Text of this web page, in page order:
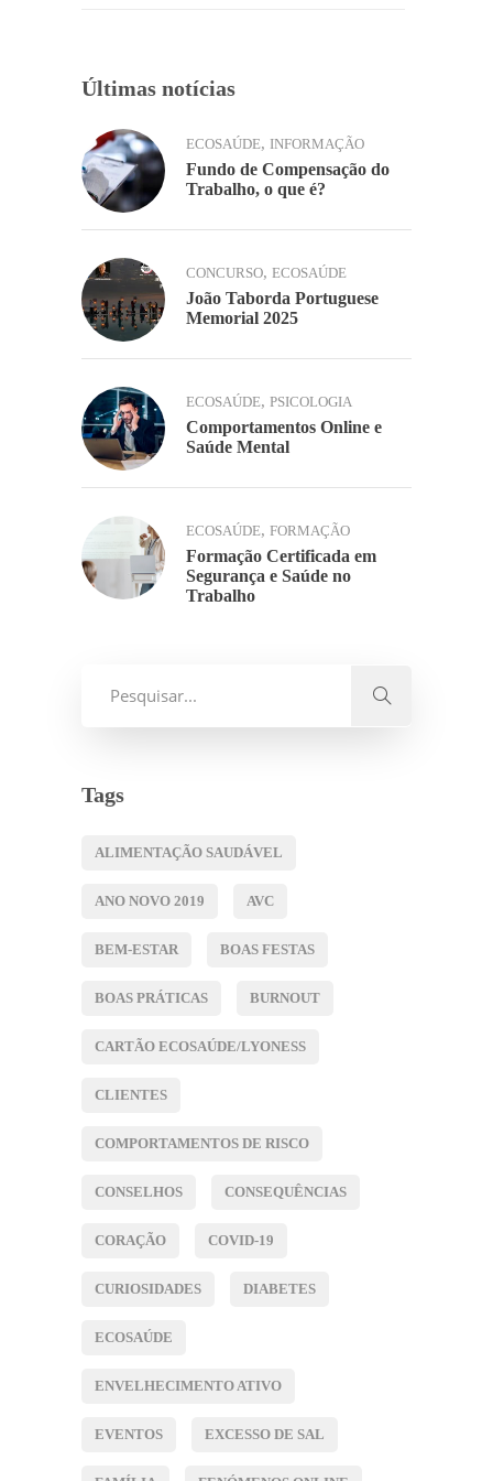
Últimas notícias
ECOSAÚDE, INFORMAÇÃO
Fundo de Compensação do
Trabalho, o que é?
CONCURSO, ECOSAÚDE
João Taborda Portuguese
Memorial 2025
ECOSAÚDE, PSICOLOGIA
Comportamentos Online e
Saúde Mental
ECOSAÚDE, FORMAÇÃO
Formação Certificada em
Segurança e Saúde no
Trabalho
Tags
ALIMENTAÇÃO SAUDÁVEL
ANO NOVO 2019 AVC
BEM-ESTAR BOAS FESTAS
BOAS PRÁTICAS BURNOUT
CARTÃO ECOSAÚDE/LYONESS
CLIENTES
COMPORTAMENTOS DE RISCO
CONSELHOS CONSEQUÊNCIAS
CORAÇÃO COVID-19
CURIOSIDADES DIABETES
ECOSAÚDE
ENVELHECIMENTO ATIVO
EVENTOS EXCESSO DE SAL